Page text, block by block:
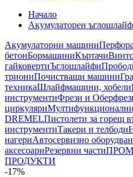
Начало
Акумулаторен
Акумулаторни машини
бетонБормашиниКъртачи
гайковертиЪглошлайфи
триониПочистващи машини
техникаШлайфмашини, хобели
инструментиФрези и
циркуляри
DREMELПистолети за горещ
инструментиТакери и телбоди
нагериАвтосервизно
аксесоариРезервни части
ПРОДУКТИ
-17%